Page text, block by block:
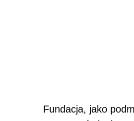
Fundacja, jako